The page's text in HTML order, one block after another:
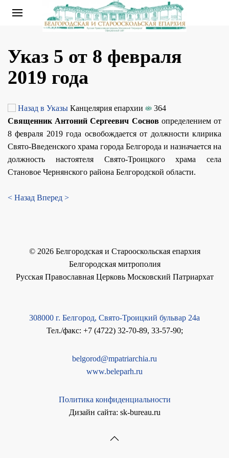
Указ 5 от 8 февраля
2019 года
Назад в Указы Канцелярия епархии
364
Священник Антоний Сергеевич Сосновопределением от
8 февраля 2019 года освобождается от должности клирика
Свято-Введенского храма города Белгорода и назначается на
должность настоятеля Свято-Троицкого храма села
Становое Чернянского района Белгородской области.
< Назад Вперед >
© 2026Белгородская и Старооскольская епархия
Белгородская митрополия
Русская Православная Церковь Московский Патриархат
308000 г. Белгород, Свято-Троицкий бульвар 24а
Тел./факс: +7 (4722) 32-70-89, 33-57-90;
belgorod@mpatriarchia.ru
www.beleparh.ru
Политика конфиденциальности
Дизайн сайта: sk-bureau.ru